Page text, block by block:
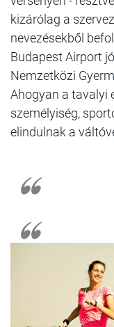
kizárólag a
nevezésekből
Budapest Airport
Nemzetközi
Ahogyan a tavalyi
személyiség,
elindulnak a